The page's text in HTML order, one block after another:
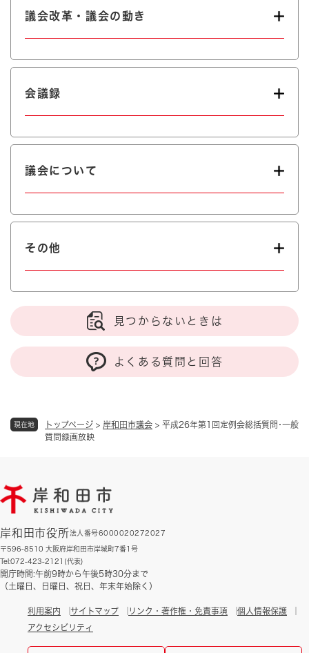
現在地 トップページ > 岸和田市議会 > 平成26年第1回定例会総括質問･一般
質問録画放映
議会改革・議会の動き
会議録
議会について
その他
見つからないときは
よくある質問と回答
岸和田市役所法人番号6000020272027
〒596-8510 大阪府岸和田市岸城町7番1号
Tel:072-423-2121(代表)
開庁時間:午前9時から午後5時30分まで
（土曜日、日曜日、祝日、年末年始除く）
利用案内 サイトマップ リンク・著作権・免責事項
個人情報保護
アクセシビリティ